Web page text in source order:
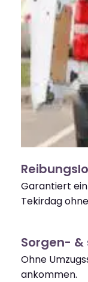
Garantiert
Tekirdag
Sorgen-
Ohne
ankommen.